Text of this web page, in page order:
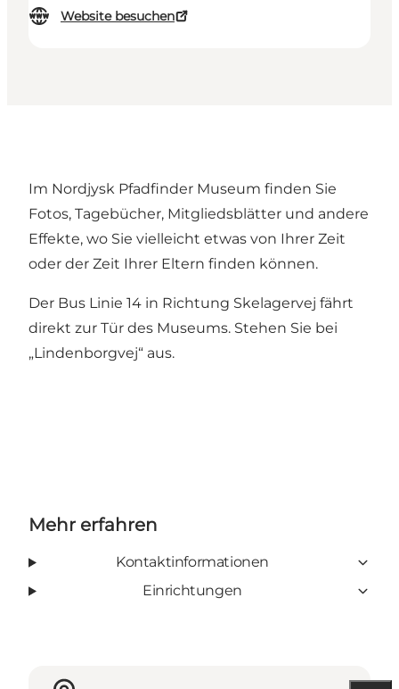
Website besuchen
Im Nordjysk Pfadfinder Museum finden Sie
Fotos, Tagebücher, Mitgliedsblätter und andere
Effekte, wo Sie vielleicht etwas von Ihrer Zeit
oder der Zeit Ihrer Eltern finden können.
Der Bus Linie 14 in Richtung Skelagervej fährt
direkt zur Tür des Museums. Stehen Sie bei
„Lindenborgvej“ aus.
Mehr erfahren
Kontaktinformationen
Einrichtungen